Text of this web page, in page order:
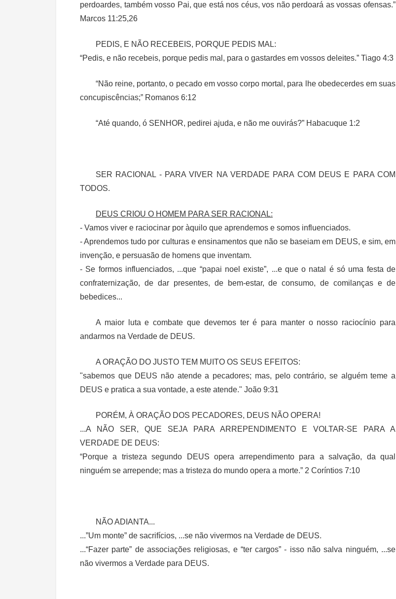
perdoardes, também vosso Pai, que está nos céus, vos não perdoará as vossas ofensas.”
Marcos 11:25,26
PEDIS, E NÃO RECEBEIS, PORQUE PEDIS MAL:
“Pedis, e não recebeis, porque pedis mal, para o gastardes em vossos deleites.” Tiago 4:3
“Não reine, portanto, o pecado em vosso corpo mortal, para lhe obedecerdes em suas
concupiscências;” Romanos 6:12
“Até quando, ó SENHOR, pedirei ajuda, e não me ouvirás?” Habacuque 1:2
SER RACIONAL - PARA VIVER NA VERDADE PARA COM DEUS E PARA COM
TODOS.
DEUS CRIOU O HOMEM PARA SER RACIONAL:
- Vamos viver e raciocinar por àquilo que aprendemos e somos influenciados.
- Aprendemos tudo por culturas e ensinamentos que não se baseiam em DEUS, e sim, em
invenção, e persuasão de homens que inventam.
- Se formos influenciados, ...que “papai noel existe”, ...e que o natal é só uma festa de
confraternização, de dar presentes, de bem-estar, de consumo, de comilanças e de
bebedices...
A maior luta e combate que devemos ter é para manter o nosso raciocínio para
andarmos na Verdade de DEUS.
A ORAÇÃO DO JUSTO TEM MUITO OS SEUS EFEITOS:
"sabemos que DEUS não atende a pecadores; mas, pelo contrário, se alguém teme a
DEUS e pratica a sua vontade, a este atende." João 9:31
PORÉM, À ORAÇÃO DOS PECADORES, DEUS NÃO OPERA!
...A NÃO SER, QUE SEJA PARA ARREPENDIMENTO E VOLTAR-SE PARA A
VERDADE DE DEUS:
“Porque a tristeza segundo DEUS opera arrependimento para a salvação, da qual
ninguém se arrepende; mas a tristeza do mundo opera a morte.” 2 Coríntios 7:10
NÃO ADIANTA...
...”Um monte” de sacrifícios, ...se não vivermos na Verdade de DEUS.
...“Fazer parte” de associações religiosas, e “ter cargos” - isso não salva ninguém, ...se
não vivermos a Verdade para DEUS.